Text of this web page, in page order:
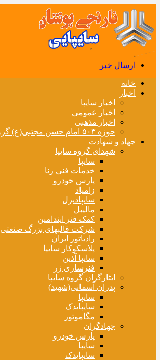
ارسال خبر
خانه
اخبار
اخبار سایپا
اخبار عمومی
اخبار مذهبی
حوزه ۵۰۳ امام حسن مجتبی(ع) گروه سایپا
جهاد و شهادت
شهدای گروه سایپا
سایپا
خدمات فنی رنا
پارس خودرو
زامیاد
سایپادیزل
مالیبل
کمک فنر ایندامین
شرکت قالبهای بزرگ صنعتی
رادیاتور ایران
پلاسکوکار سایپا
سایپا آذین
فنرسازی زر
ایثارگران گروه سایپا
پدران آسمانی(شهید)
سایپا
سایپایدک
مگاموتور
جهادگران
پارس خودرو
سایپا
سایپایدک